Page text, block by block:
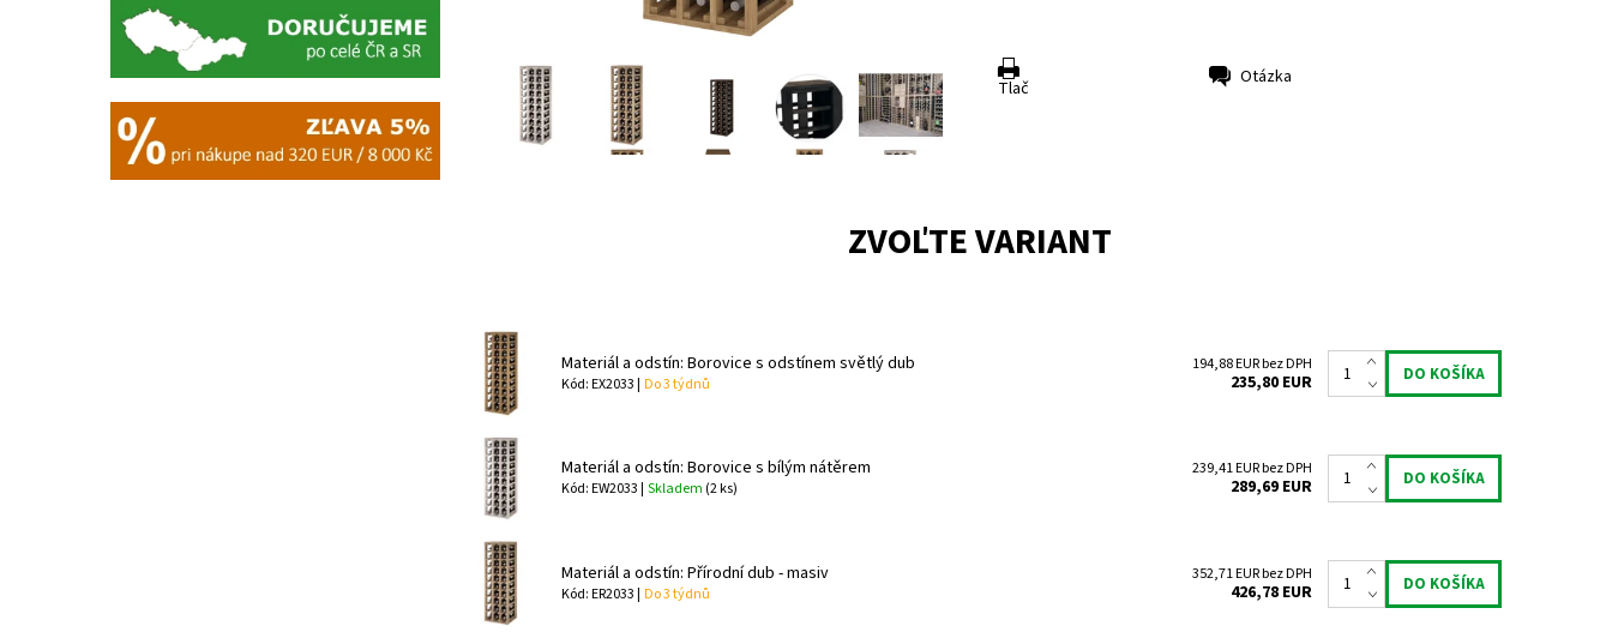
Tlač Otázka
ZVOĽTE VARIANT
Materiál a odstín: Borovice s odstínem světlý dub
Kód: EX2033 | Do 3 týdnů
194,88 EUR bez DPH
235,80 EUR
Materiál a odstín: Borovice s bílým nátěrem
Kód: EW2033 | Skladem (2 ks)
239,41 EUR bez DPH
289,69 EUR
Materiál a odstín: Přírodní dub - masiv
Kód: ER2033 | Do 3 týdnů
352,71 EUR bez DPH
426,78 EUR